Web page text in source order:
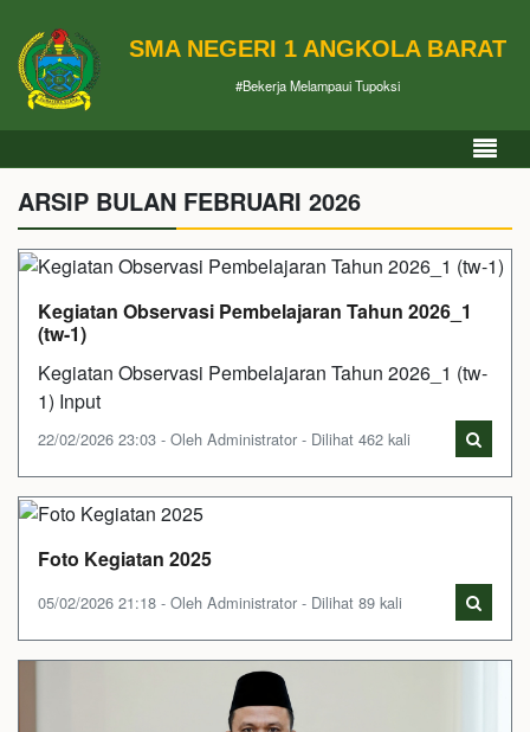
SMA NEGERI 1 ANGKOLA BARAT
#Bekerja Melampaui Tupoksi
ARSIP BULAN FEBRUARI 2026
Kegiatan Observasi Pembelajaran Tahun 2026_1
(tw-1)
Kegiatan Observasi Pembelajaran Tahun 2026_1 (tw-
1) Input
22/02/2026 23:03 - Oleh Administrator - Dilihat 462 kali
Foto Kegiatan 2025
05/02/2026 21:18 - Oleh Administrator - Dilihat 89 kali